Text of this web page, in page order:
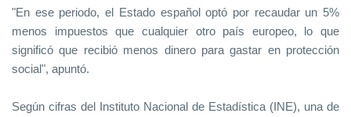
"En ese periodo, el Estado español optó por recaudar un 5%
menos impuestos que cualquier otro país europeo, lo que
significó que recibió menos dinero para gastar en protección
social", apuntó.
Según cifras del Instituto Nacional de Estadística (INE), una de